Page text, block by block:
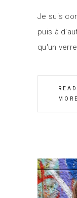
Je suis
puis à
qu'un
READ
MORE